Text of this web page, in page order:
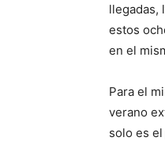
llegadas,
estos
en el
Para el
verano
solo es